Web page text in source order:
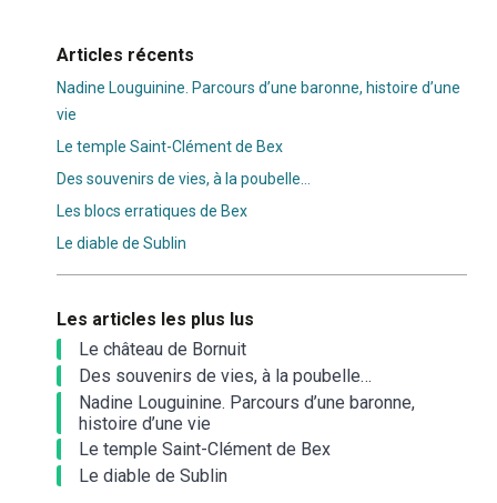
Articles récents
Nadine Louguinine. Parcours d’une baronne, histoire d’une
vie
Le temple Saint-Clément de Bex
Des souvenirs de vies, à la poubelle…
Les blocs erratiques de Bex
Le diable de Sublin
Les articles les plus lus
Le château de Bornuit
Des souvenirs de vies, à la poubelle…
Nadine Louguinine. Parcours d’une baronne,
histoire d’une vie
Le temple Saint-Clément de Bex
Le diable de Sublin